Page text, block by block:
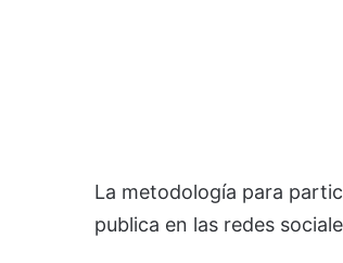
La metodología para
publica en las redes